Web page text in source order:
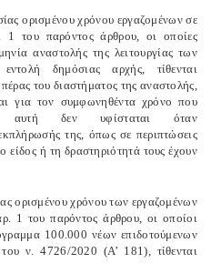
ορισμένου χρόνου εργαζομένων σε
1 του παρόντος άρθρου, οι οποίες
αναστολής της λειτουργίας των
δημόσιας αρχής, τίθενται
του διαστήματος της αναστολής,
για τον συμφωνηθέντα χρόνο που
αυτή δεν υφίσταται όταν
της, όπως σε περιπτώσεις
ή τη δραστηριότητά τους έχουν
ορισμένου χρόνου των εργαζομένων
1 του παρόντος άρθρου, οι οποίοι
100.000 νέων επιδοτούμενων
ν. 4726/2020 (Α’ 181), τίθενται